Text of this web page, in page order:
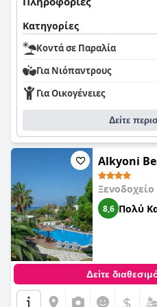
Κατηγορίες
Κοντά σε Παραλία
Για Νιόπαντρους
Για Οικογένειες
Δείτε
Alkyoni
Ξενοδοχείο
8,6 Πολύ
Δείτε
$